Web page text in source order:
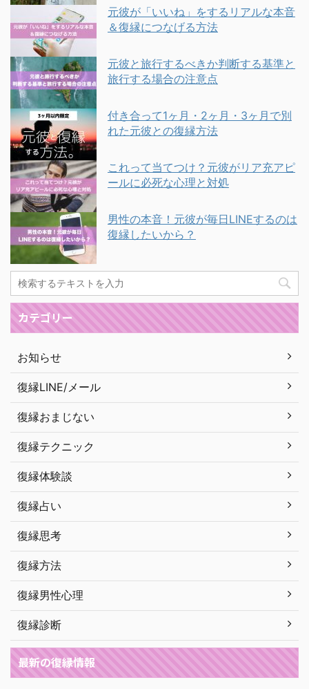
元彼が「いいね」をするリアルな本音
＆復縁につなげる方法
元彼と旅行するべきか判断する基準と
旅行する場合の注意点
付き合って1ヶ月・2ヶ月・3ヶ月で別
れた元彼との復縁方法
これって当てつけ？元彼がリア充アピ
ールに必死な心理と対処
男性の本音！元彼が毎日LINEするのは
復縁したいから？
カテゴリー
お知らせ
復縁LINE/メール
復縁おまじない
復縁テクニック
復縁体験談
復縁占い
復縁思考
復縁方法
復縁男性心理
復縁診断
最新の復縁情報